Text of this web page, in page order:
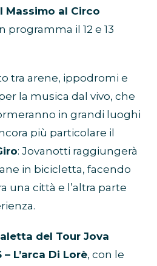
Massimo al Circo
programma il 12 e 13
tra arene, ippodromi e
la musica dal vivo, che
in grandi luoghi
più particolare il
: Jovanotti raggiungerà
in bicicletta, facendo
una città e l’altra parte
del Tour Jova
L’arca Di Lorè, con le